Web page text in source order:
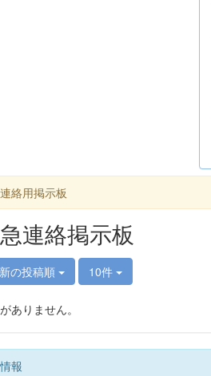
絡用掲示板
連絡掲示板
の投稿順 10件
ありません。
報